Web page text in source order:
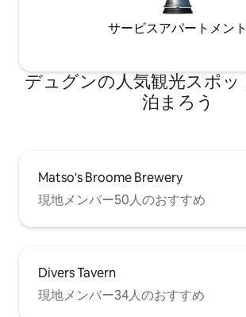
サービスアパートメント
デュグンの人気観光スポッ
泊まろう
Matso's Broome Brewery
現地メンバー50人のおすすめ
Divers Tavern
現地メンバー34人のおすすめ